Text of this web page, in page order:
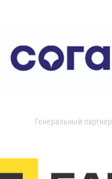
Генеральный партнер